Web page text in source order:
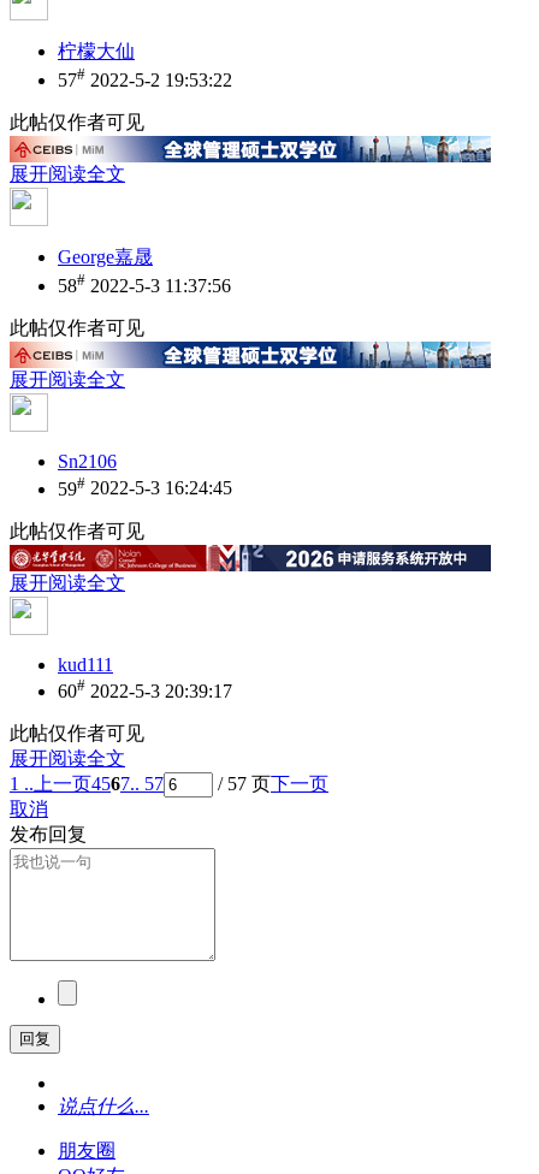
柠檬大仙
57# 2022-5-2 19:53:22
此帖仅作者可见
展开阅读全文
George嘉晟
58# 2022-5-3 11:37:56
此帖仅作者可见
展开阅读全文
Sn2106
59# 2022-5-3 16:24:45
此帖仅作者可见
展开阅读全文
kud111
60# 2022-5-3 20:39:17
此帖仅作者可见
展开阅读全文
1 .. 上一页4567.. 57 / 57 页下一页
取消
发布回复
回复
说点什么...
朋友圈